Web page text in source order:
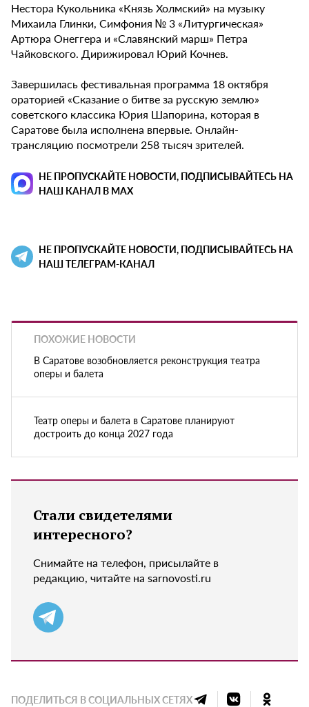
Нестора Кукольника «Князь Холмский» на музыку
Михаила Глинки, Симфония № 3 «Литургическая»
Артюра Онеггера и «Славянский марш» Петра
Чайковского. Дирижировал Юрий Кочнев.
Завершилась фестивальная программа 18 октября
ораторией «Сказание о битве за русскую землю»
советского классика Юрия Шапорина, которая в
Саратове была исполнена впервые. Онлайн-
трансляцию посмотрели 258 тысяч зрителей.
НЕ ПРОПУСКАЙТЕ НОВОСТИ, ПОДПИСЫВАЙТЕСЬ НА
НАШ КАНАЛ В MAX
НЕ ПРОПУСКАЙТЕ НОВОСТИ, ПОДПИСЫВАЙТЕСЬ НА
НАШ ТЕЛЕГРАМ-КАНАЛ
ПОХОЖИЕ НОВОСТИ
В Саратове возобновляется реконструкция театра
оперы и балета
Театр оперы и балета в Саратове планируют
достроить до конца 2027 года
Стали свидетелями
интересного?
Снимайте на телефон, присылайте в
редакцию, читайте на sarnovosti.ru
ПОДЕЛИТЬСЯ В СОЦИАЛЬНЫХ СЕТЯХ